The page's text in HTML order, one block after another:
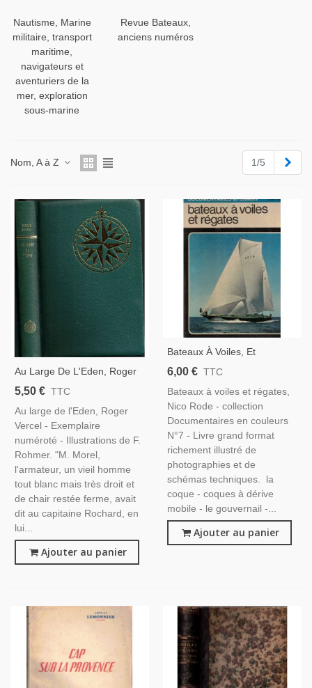
Nautisme, Marine
militaire, transport
maritime,
navigateurs et
aventuriers de la
mer, exploration
sous-marine
Revue Bateaux,
anciens numéros
Nom, A à Z 1/5
Au Large De L'Eden, Roger
Vercel, -, Pêcheurs,
5,50 € TTC
Au large de l'Eden, Roger
Vercel - Exemplaire
numéroté - Illustrations de F.
Rohmer. "M. Morel,
l'armateur, un vieil homme
tout blanc mais très droit et
de chair restée ferme, avait
dit au capitaine Rochard, en
lui...
Ajouter au panier
Bateaux À Voiles, Et
Régates, Nico Rode, 1969 -,
6,00 € TTC
Bateaux à voiles et régates,
Nico Rode - collection
Documentaires en couleurs
N°7 - Livre grand format
richement illustré de
photographies et de
schémas techniques. la
coque - coques à dérive
mobile - le gouvernail -...
Ajouter au panier